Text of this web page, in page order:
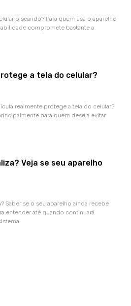
piscando? Para quem usa o aparelho
compromete bastante a
a tela do celular?
realmente protege a tela do celular?
para quem deseja evitar
Veja se seu aparelho
Saber se o seu aparelho ainda recebe
entender até quando continuará